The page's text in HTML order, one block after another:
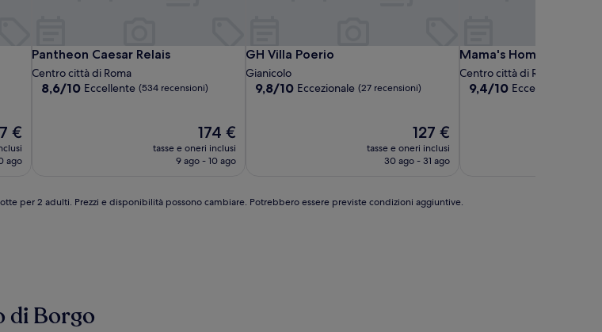
€
ago
Pantheon Caesar Relais
Pantheon Caesar Relais
Centro città di Roma
8.6
8,6/10 Eccellente (534 recensioni)
Il
prezzo
attuale
174 €
tasse e oneri inclusi
9 ago - 10 ago
GH Villa Poerio
GH Villa Poerio
Gianicolo
9.8
9,8/10 Eccezionale (27 recensioni)
Il
prezzo
attuale
127 €
tasse e oneri inclusi
30 ago - 31 ago
Mama's Home Rome
Mama's Home Rome
Centro città di Roma
9.4
9,4/10 Eccezionale
per 2 adulti. Prezzi e disponibilità possono cambiare. Potrebbero essere previste condizioni aggiuntive.
di Borgo